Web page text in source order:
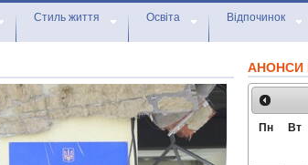
Стиль життя Освіта Відпочинок
АНОНСИ
Пн Вт